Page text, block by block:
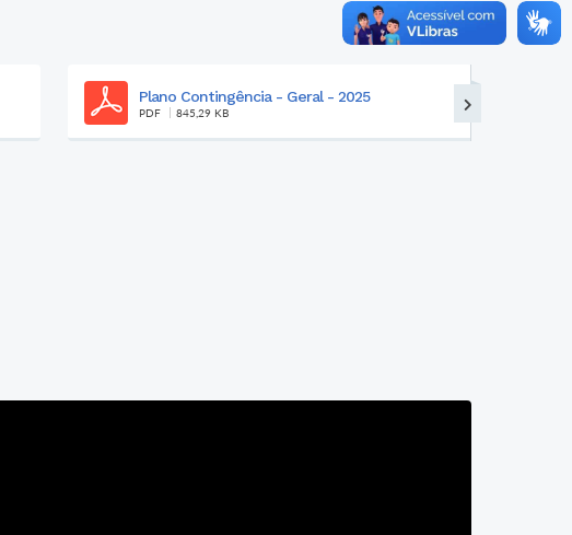
HOMOLOGAÇÃO DO RESULTADO FINAL DA
VOTAÇÃO NO PROCESSO E...